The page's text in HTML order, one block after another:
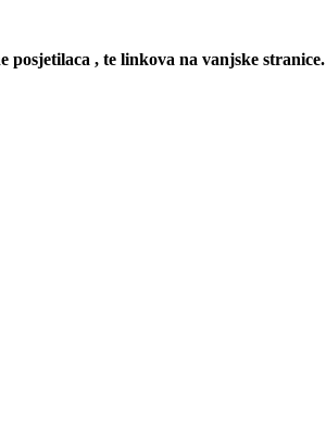
posjetilaca , te linkova na vanjske stranice.